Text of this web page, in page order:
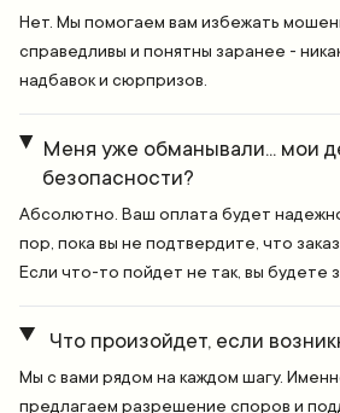
Нет. Мы помогаем вам избежать
справедливы и понятны заранее -
надбавок и сюрпризов.
Меня уже обманывали... мои
безопасности?
Абсолютно. Ваш оплата будет
пор, пока вы не подтвердите, что
Если что-то пойдет не так, вы будете
Что произойдет, если
Мы с вами рядом на каждом шагу.
предлагаем разрешение споров и